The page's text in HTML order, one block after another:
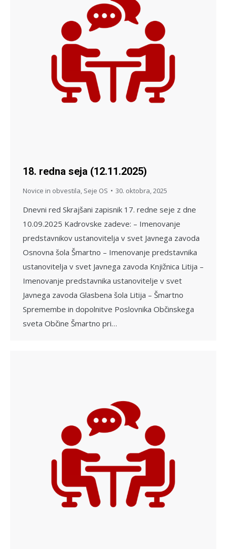
18. redna seja (12.11.2025)
Novice in obvestila Seje OS 30. oktobra, 2025
Dnevni red Skrajšani zapisnik 17. redne seje z dne
10.09.2025 Kadrovske zadeve: – Imenovanje
predstavnikov ustanovitelja v svet Javnega zavoda
Osnovna šola Šmartno – Imenovanje predstavnika
ustanovitelja v svet Javnega zavoda Knjižnica Litija –
Imenovanje predstavnika ustanovitelje v svet
Javnega zavoda Glasbena šola Litija – Šmartno
Spremembe in dopolnitve Poslovnika Občinskega
sveta Občine Šmartno pri…